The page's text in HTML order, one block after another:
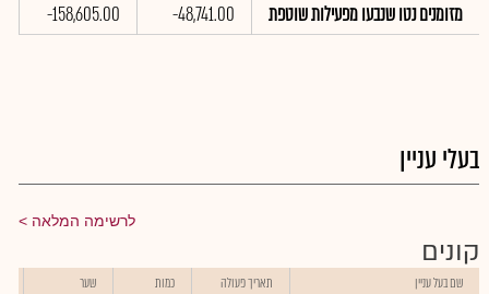
מזומנים נטו שנבעו מפעילות שוטפת
-48,741.00
-158,605.00
בעלי עניין
לרשימה המלאה
קונים
שם בעל עניין תאריך פעולה כמות שער